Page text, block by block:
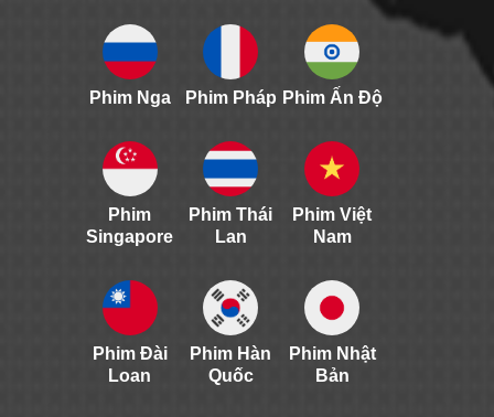
Phim Nga Phim Pháp Phim Ấn Độ
Phim
Singapore
Phim Thái
Lan
Phim Việt
Nam
Phim Đài
Loan
Phim Hàn
Quốc
Phim Nhật
Bản